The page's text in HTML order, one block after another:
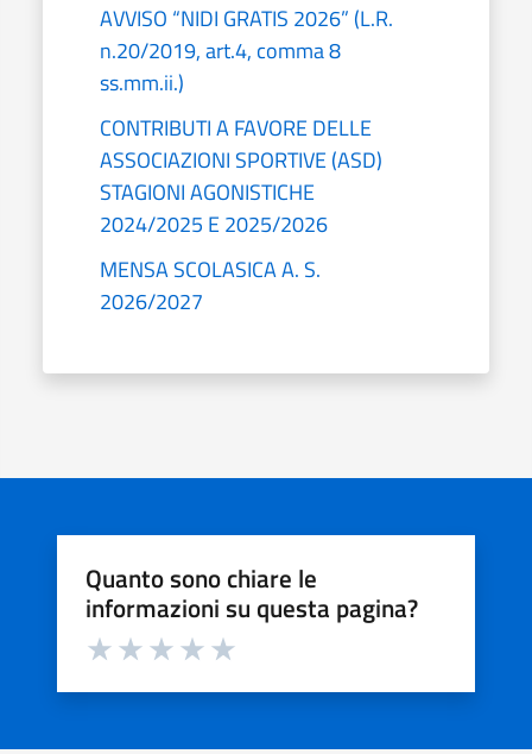
AVVISO “NIDI GRATIS 2026” (L.R.
n.20/2019, art.4, comma 8
ss.mm.ii.)
CONTRIBUTI A FAVORE DELLE
ASSOCIAZIONI SPORTIVE (ASD)
STAGIONI AGONISTICHE
2024/2025 E 2025/2026
MENSA SCOLASICA A. S.
2026/2027
Quanto sono chiare le
informazioni su questa pagina?
Valuta da 1 a 5 stelle la pagina